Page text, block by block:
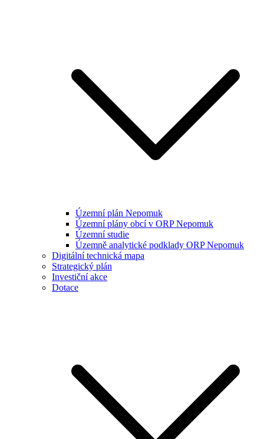
Územní plán Nepomuk
Územní plány obcí v ORP Nepomuk
Územní studie
Územně analytické podklady ORP Nepomuk
Digitální technická mapa
Strategický plán
Investiční akce
Dotace